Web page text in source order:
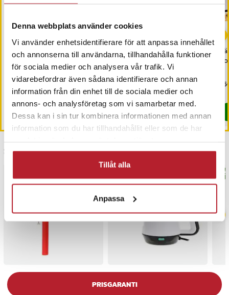
Denna webbplats använder cookies
Vi använder enhetsidentifierare för att anpassa innehållet
och annonserna till användarna, tillhandahålla funktioner
för sociala medier och analysera vår trafik. Vi
vidarebefordrar även sådana identifierare och annan
information från din enhet till de sociala medier och
annons- och analysföretag som vi samarbetar med.
Dessa kan i sin tur kombinera informationen med annan
information som du har tillhandahållit eller som de har
Tillåt alla
Anpassa
-8%
iCarsoft CR MAX OBD /
OBD2 felkodsläsare /
bildiagnosverktyg /
diagnosverktyg för bil
Nuvarande pris:
3 698 krTidigare pris:3 999 kr
3 698 kr 3 999 kr
I lager, levereras inom 1-2 vardagar
Köp
Parasollfot för fast
montering – svart stål
och järn Ø57 x 300 mm
Pris:299 kr
299 kr
Kommer i lager 2026-09-11
Senast besökta
PRISGARANTI